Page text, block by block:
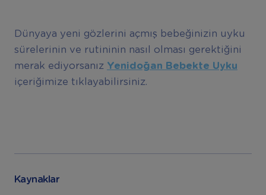
Dünyaya yeni gözlerini açmış bebeğinizin uyku
sürelerinin ve rutininin nasıl olması gerektiğini
merak ediyorsanız Yenidoğan Bebekte Uyku
içeriğimize tıklayabilirsiniz.
Kaynaklar